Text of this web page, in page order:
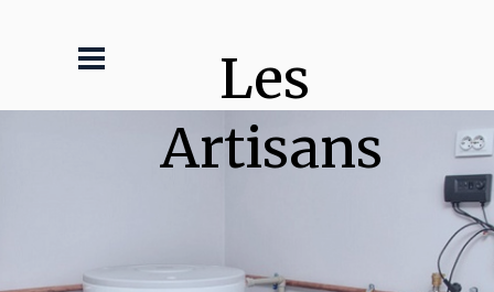
Les
Artisans